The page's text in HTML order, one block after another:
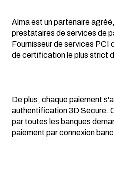
Alma est un partenaire
prestataires de services de
Fournisseur de services PCI
de certification le plus strict
De plus, chaque paiement
authentification 3D Secure.
par toutes les banques
paiement par connexion